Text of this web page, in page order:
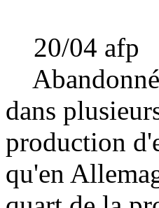
20/04 afp
dans
production
qu'en